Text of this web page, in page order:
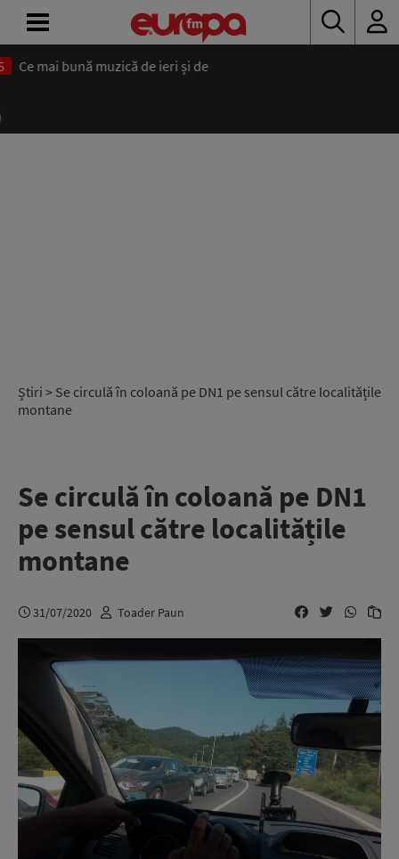
Știri > Se circulă în coloană pe DN1 pe sensul către localitățile
montane
Se circulă în coloană pe DN1
pe sensul către localitățile
montane
31/07/2020 Toader Paun